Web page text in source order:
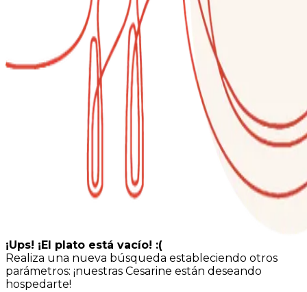
¡Ups! ¡El plato está vacío! :(
Realiza una nueva búsqueda estableciendo otros
parámetros: ¡nuestras Cesarine están deseando
hospedarte!